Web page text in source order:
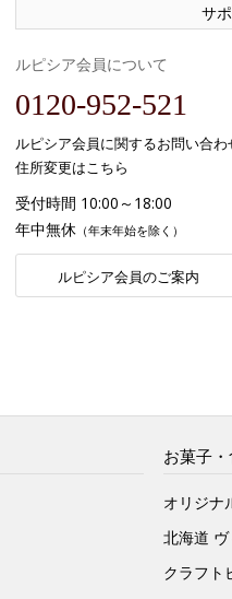
サ
ルピシア会員について
0120-952-521
ルピシア会員に関するお問い合わ
住所変更はこちら
受付時間 10:00～18:00
年中無休 （年末年始を除く）
ルピシア会員のご案内
お菓子
オリジナ
北海道
クラフト